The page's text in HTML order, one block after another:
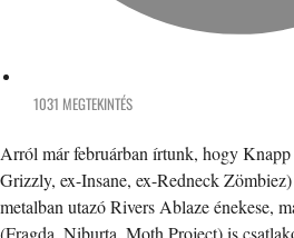
1031 MEGTEKINTÉS
Arról már februárban írtunk, hogy
Grizzly, ex-Insane, ex-Redneck
metalban utazó Rivers Ablaze énekese,
(Fragda, Niburta, Moth Project) is